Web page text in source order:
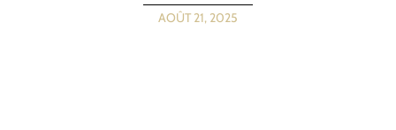
AOÛT 21, 2025